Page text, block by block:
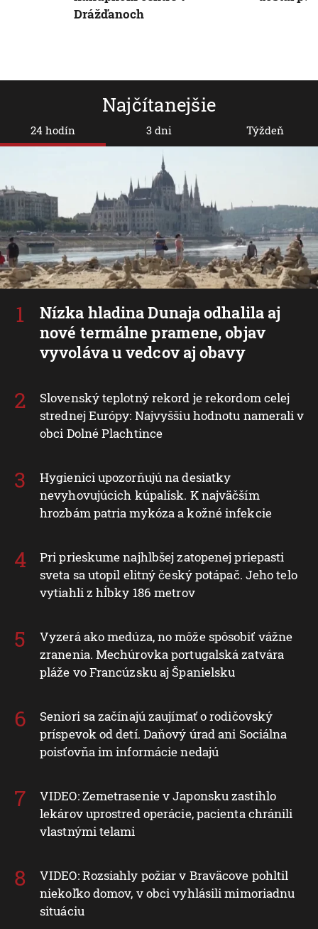
Najčítanejšie
24 hodín
Nízka hladina Dunaja odhalila aj
nové termálne pramene, objav
vyvoláva u vedcov aj obavy
Slovenský teplotný rekord je rekordom celej
strednej Európy: Najvyššiu hodnotu namerali v
obci Dolné Plachtince
Hygienici upozorňujú na desiatky
nevyhovujúcich kúpalísk. K najväčším
hrozbám patria mykóza a kožné infekcie
Pri prieskume najhlbšej zatopenej priepasti
sveta sa utopil elitný český potápač. Jeho telo
vytiahli z hĺbky 186 metrov
Vyzerá ako medúza, no môže spôsobiť vážne
zranenia. Mechúrovka portugalská zatvára
pláže vo Francúzsku aj Španielsku
Seniori sa začínajú zaujímať o rodičovský
príspevok od detí. Daňový úrad ani Sociálna
poisťovňa im informácie nedajú
VIDEO: Zemetrasenie v Japonsku zastihlo
lekárov uprostred operácie, pacienta chránili
vlastnými telami
VIDEO: Rozsiahly požiar v Braväcove pohltil
niekoľko domov, v obci vyhlásili mimoriadnu
situáciu
3 dni Týždeň
Drážďanoch